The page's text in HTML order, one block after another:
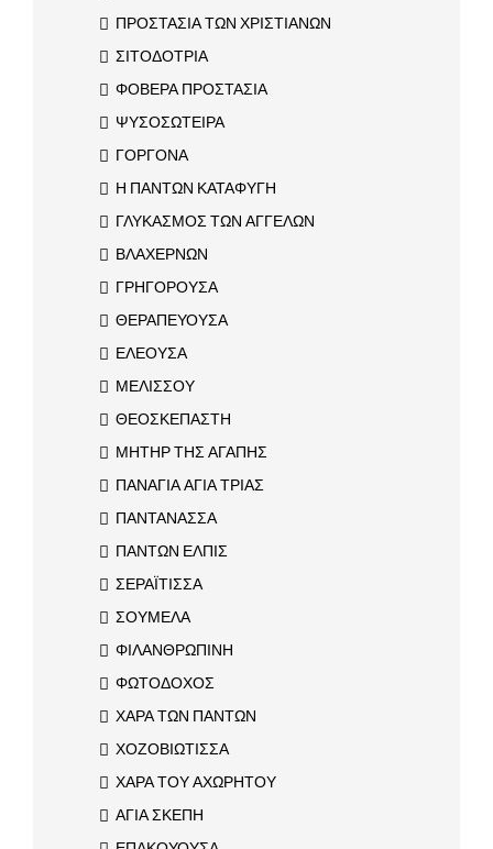
ΠΡΟΣΤΑΣΙΑ ΤΩΝ ΧΡΙΣΤΙΑΝΩΝ
ΣΙΤΟΔΟΤΡΙΑ
ΦΟΒΕΡΑ ΠΡΟΣΤΑΣΙΑ
ΨΥΣΟΣΩΤΕΙΡΑ
ΓΟΡΓΟΝΑ
Η ΠΑΝΤΩΝ ΚΑΤΑΦΥΓΗ
ΓΛΥΚΑΣΜΟΣ ΤΩΝ ΑΓΓΕΛΩΝ
ΒΛΑΧΕΡΝΩΝ
ΓΡΗΓΟΡΟΥΣΑ
ΘΕΡΑΠΕΥΟΥΣΑ
ΕΛΕΟΥΣΑ
ΜΕΛΙΣΣΟΥ
ΘΕΟΣΚΕΠΑΣΤΗ
ΜΗΤΗΡ ΤΗΣ ΑΓΑΠΗΣ
ΠΑΝΑΓΙΑ ΑΓΙΑ ΤΡΙΑΣ
ΠΑΝΤΑΝΑΣΣΑ
ΠΑΝΤΩΝ ΕΛΠΙΣ
ΣΕΡΑΪΤΙΣΣΑ
ΣΟΥΜΕΛΑ
ΦΙΛΑΝΘΡΩΠΙΝΗ
ΦΩΤΟΔΟΧΟΣ
ΧΑΡΑ ΤΩΝ ΠΑΝΤΩΝ
ΧΟΖΟΒΙΩΤΙΣΣΑ
ΧΑΡΑ ΤΟΥ ΑΧΩΡΗΤΟΥ
ΑΓΙΑ ΣΚΕΠΗ